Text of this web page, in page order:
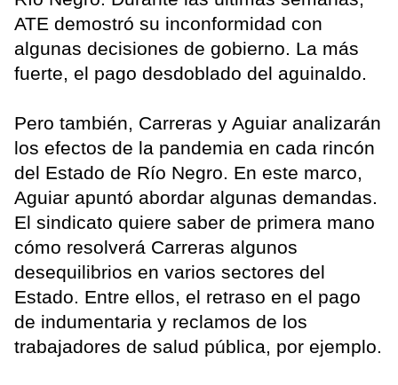
ATE demostró su inconformidad con
algunas decisiones de gobierno. La más
fuerte, el pago desdoblado del aguinaldo.
Pero también, Carreras y Aguiar analizarán
los efectos de la pandemia en cada rincón
del Estado de Río Negro. En este marco,
Aguiar apuntó abordar algunas demandas.
El sindicato quiere saber de primera mano
cómo resolverá Carreras algunos
desequilibrios en varios sectores del
Estado. Entre ellos, el retraso en el pago
de indumentaria y reclamos de los
trabajadores de salud pública, por ejemplo.